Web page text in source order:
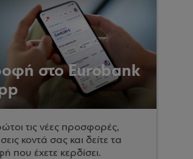
στο Eurobank
τις νέες προσφορές,
κοντά σας και δείτε τα
που έχετε κερδίσει.